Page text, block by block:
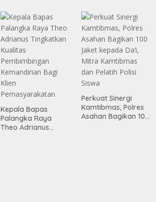
Bakti di Area Publik
Jelang HUT RI ke-81
Kepala Bapas
Palangka Raya
Theo Adrianus
Perkuat Sinergi
Kamtibmas, Polres
Asahan Bagikan 100